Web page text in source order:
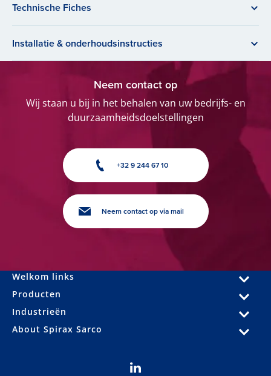
Technische Fiches
Installatie & onderhoudsinstructies
Neem contact op
Wij staan u bij in het behalen van uw bedrijfs- en
duurzaamheidsdoelstellingen
+32 9 244 67 10
Neem contact op via mail
Welkom links
Producten
Industrieën
About Spirax Sarco